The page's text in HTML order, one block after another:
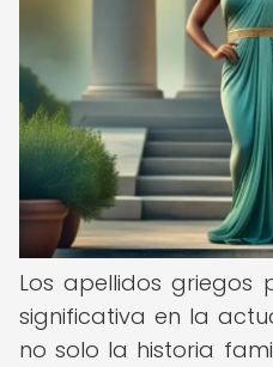
Los apellidos griegos
significativa en la
no solo la historia